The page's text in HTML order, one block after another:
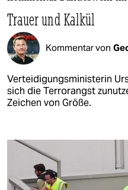
Trauer und Kalkül
Kommentar von
Verteidigungsministerin
sich die Terrorangst
Zeichen von Größe.